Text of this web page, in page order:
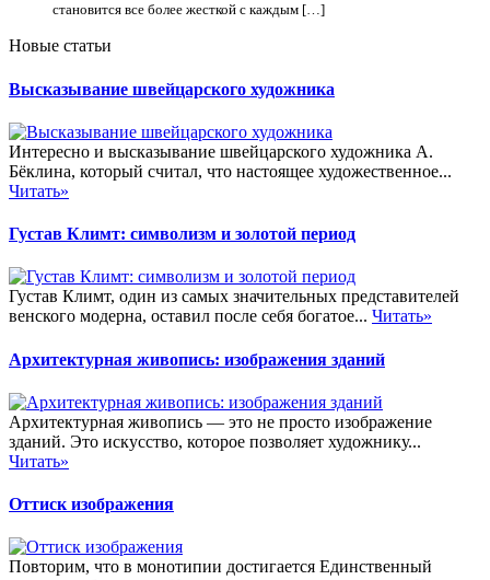
становится все более жесткой с каждым […]
Новые статьи
Высказывание швейцарского художника
Интересно и высказывание швейцарского художника А.
Бёклина, который считал, что настоящее художественное...
Читать»
Густав Климт: символизм и золотой период
Густав Климт, один из самых значительных представителей
венского модерна, оставил после себя богатое... Читать»
Архитектурная живопись: изображения зданий
Архитектурная живопись — это не просто изображение
зданий. Это искусство, которое позволяет художнику...
Читать»
Оттиск изображения
Повторим, что в монотипии достигается Единственный